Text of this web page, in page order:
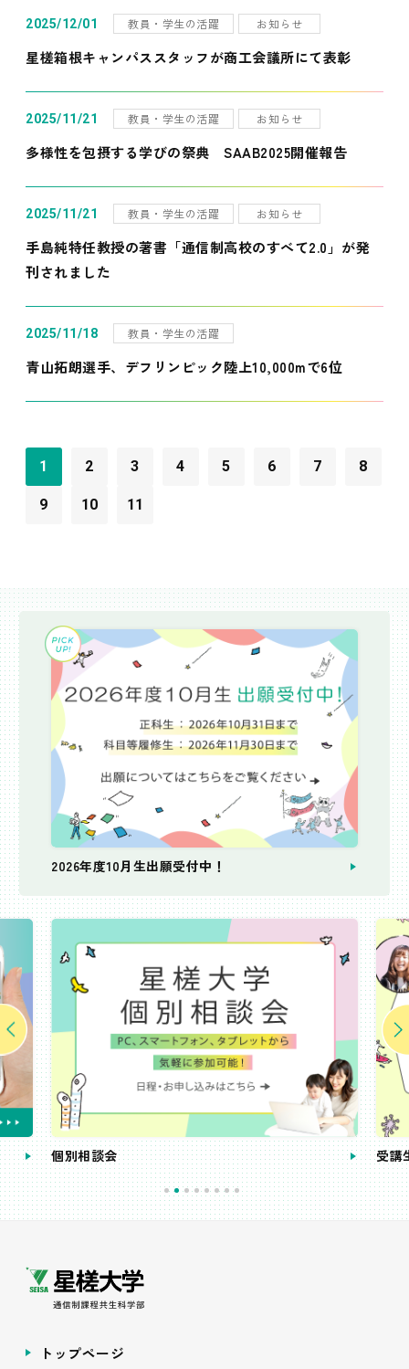
2025/12/01 教員・学生の活躍 お知らせ
星槎箱根キャンパススタッフが商工会議所にて表彰
2025/11/21 教員・学生の活躍 お知らせ
多様性を包摂する学びの祭典 SAAB2025開催報告
2025/11/21 教員・学生の活躍 お知らせ
手島純特任教授の著書「通信制高校のすべて2.0」が発
刊されました
2025/11/18 教員・学生の活躍
青山拓朗選手、デフリンピック陸上10,000mで6位
1 2 3 4 5 6 7 8
9 10 11
2026年度10月生出願受付中！
個別相談会 受講
トップページ